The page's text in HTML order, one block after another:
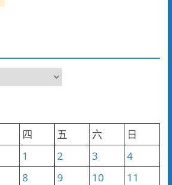
四 五 六
日
1
2 3
4
8 9 10
11